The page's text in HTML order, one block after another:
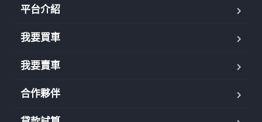
平台介紹
我要買車
我要賣車
合作夥伴